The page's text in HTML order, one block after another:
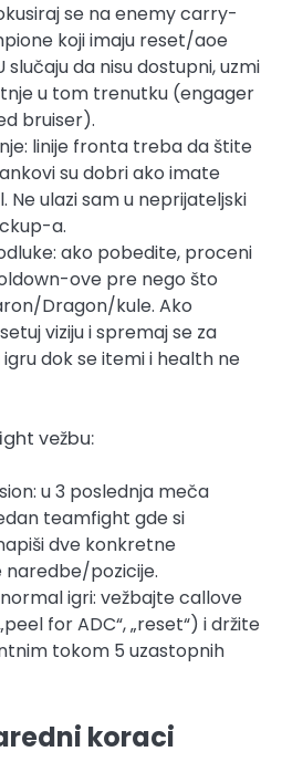
se na enemy carry-
koji imaju reset/aoe
slučaju da nisu dostupni, uzmi
u tom trenutku (engager
bruiser).
linije fronta treba da štite
su dobri ako imate
Ne ulazi sam u neprijateljski
a.
ako pobedite, proceni
ove pre nego što
Dragon/kule. Ako
viziju i spremaj se za
dok se itemi i health ne
vežbu:
u 3 poslednja meča
teamfight gde si
dve konkretne
pozicije.
igri: vežbajte callove
for ADC“, „reset“) i držite
tokom 5 uzastopnih
koraci